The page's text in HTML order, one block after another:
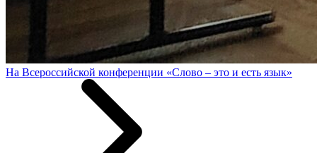
На Всероссийской конференции «Слово – это и есть язык»